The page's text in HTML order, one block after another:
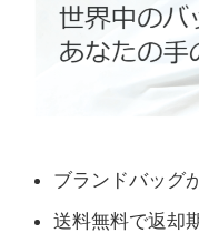
ブランドバッグ
送料無料で返却